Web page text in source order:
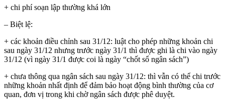
+ chi phí soạn lập thường khá lớn
– Biệt lệ:
+ các khoản điều chỉnh sau 31/12: luật cho phép những khoản chi
sau ngày 31/12 nhưng trước ngày 31/1 thì được ghi là chi vào ngày
31/12 (vì ngày 31/1 được coi là ngày “chốt sổ ngân sách”)
+ chưa thông qua ngân sách sau ngày 31/12: thì vẫn có thể chi trước
những khoản nhất định để đảm bảo hoạt động bình thường của cơ
quan, đơn vị trong khi chờ ngân sách được phê duyệt.